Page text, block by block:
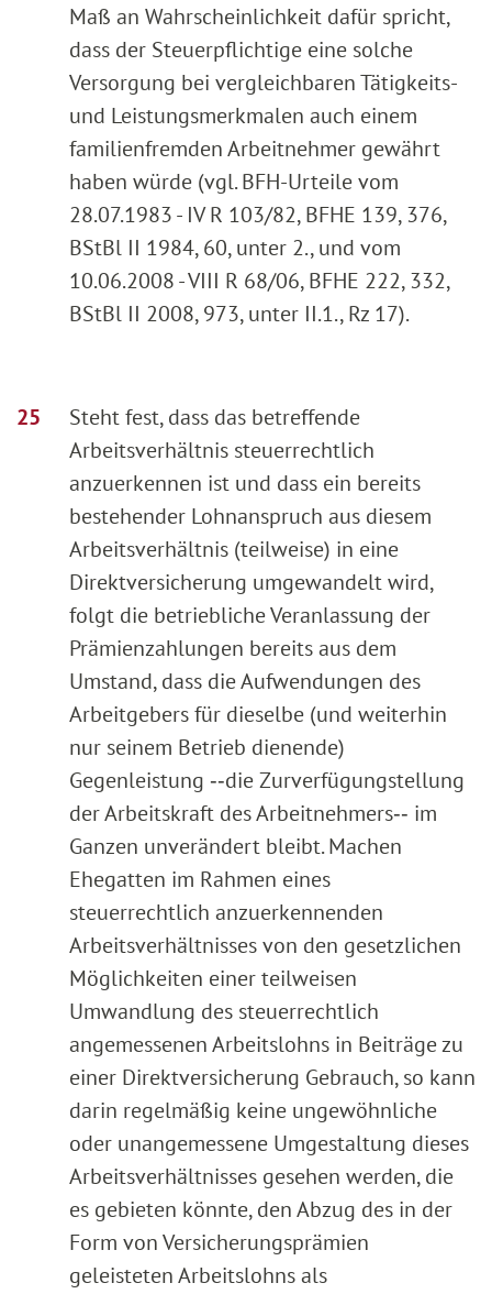
Maß an Wahrscheinlichkeit dafür spricht,
dass der Steuerpflichtige eine solche
Versorgung bei vergleichbaren Tätigkeits-
und Leistungsmerkmalen auch einem
familienfremden Arbeitnehmer gewährt
haben würde (vgl. BFH-Urteile vom
28.07.1983 - IV R 103/82, BFHE 139, 376,
BStBl II 1984, 60, unter 2., und vom
10.06.2008 - VIII R 68/06, BFHE 222, 332,
BStBl II 2008, 973, unter II.1., Rz 17).
Steht fest, dass das betreffende
Arbeitsverhältnis steuerrechtlich
anzuerkennen ist und dass ein bereits
bestehender Lohnanspruch aus diesem
Arbeitsverhältnis (teilweise) in eine
Direktversicherung umgewandelt wird,
folgt die betriebliche Veranlassung der
Prämienzahlungen bereits aus dem
Umstand, dass die Aufwendungen des
Arbeitgebers für dieselbe (und weiterhin
nur seinem Betrieb dienende)
Gegenleistung ‑‑die Zurverfügungstellung
der Arbeitskraft des Arbeitnehmers‑‑ im
Ganzen unverändert bleibt. Machen
Ehegatten im Rahmen eines
steuerrechtlich anzuerkennenden
Arbeitsverhältnisses von den gesetzlichen
Möglichkeiten einer teilweisen
Umwandlung des steuerrechtlich
angemessenen Arbeitslohns in Beiträge zu
einer Direktversicherung Gebrauch, so kann
darin regelmäßig keine ungewöhnliche
oder unangemessene Umgestaltung dieses
Arbeitsverhältnisses gesehen werden, die
es gebieten könnte, den Abzug des in der
Form von Versicherungsprämien
geleisteten Arbeitslohns als